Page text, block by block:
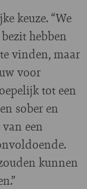
keuze. “We
hebben
vinden, maar
voor
tot een
sober en
een
kunnen